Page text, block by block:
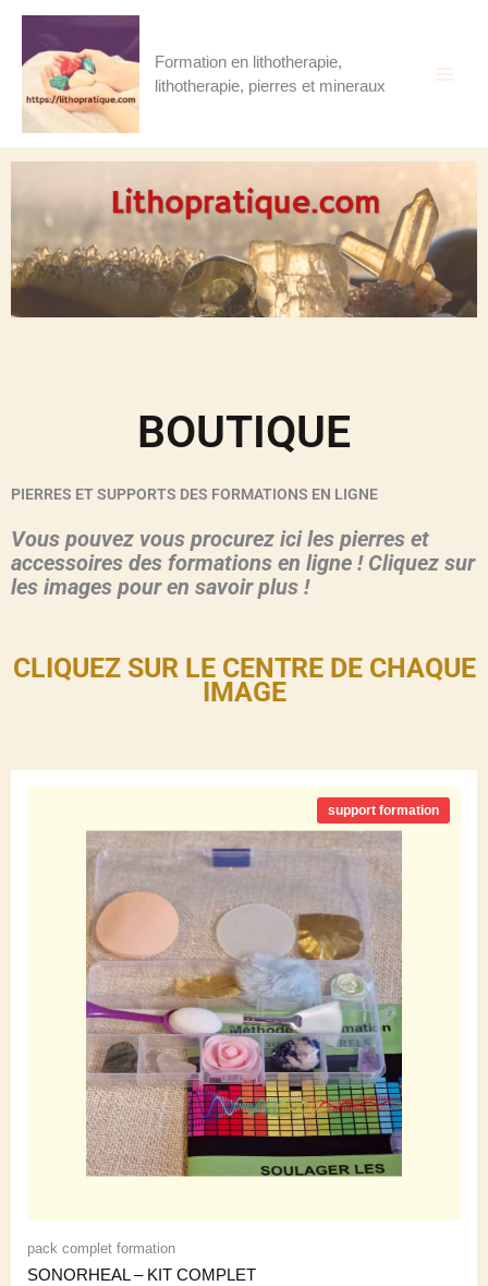
contenu
Formation en lithotherapie,
lithotherapie, pierres et mineraux
BOUTIQUE
PIERRES ET SUPPORTS DES FORMATIONS EN LIGNE
Vous pouvez vous procurez ici les pierres et
accessoires des formations en ligne ! Cliquez sur
les images pour en savoir plus !
CLIQUEZ SUR LE CENTRE DE CHAQUE
IMAGE
support formation
pack complet formation
SONORHEAL – KIT COMPLET